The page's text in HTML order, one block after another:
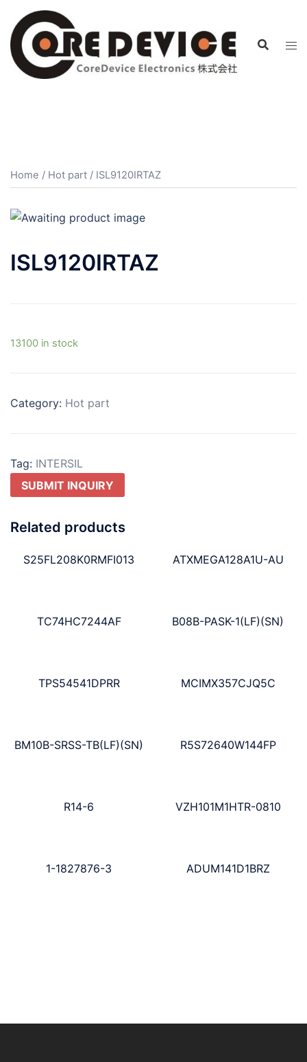
Home / Hot part / ISL9120IRTAZ
ISL9120IRTAZ
13100 in stock
Category: Hot part
Tag: INTERSIL
SUBMIT INQUIRY
Related products
S25FL208K0RMFI013 ATXMEGA128A1U-AU
TC74HC7244AF B08B-PASK-1(LF)(SN)
TPS54541DPRR MCIMX357CJQ5C
BM10B-SRSS-TB(LF)(SN) R5S72640W144FP
R14-6 VZH101M1HTR-0810
1-1827876-3 ADUM141D1BRZ